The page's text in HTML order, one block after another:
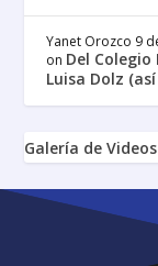
Yanet Orozco 9
on Del
Luisa Dolz
Galería de Videos